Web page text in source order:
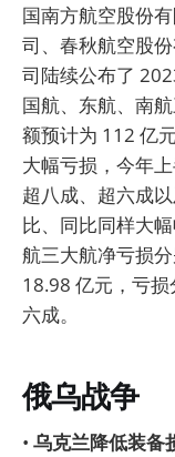
国南方航空股份
司、春秋航空股
司陆续公布了
国航、东航、南
额预计为 112 亿
大幅亏损，今年
超八成、超六成
比、同比同样大
航三大航净亏损
18.98 亿元，亏
六成。
俄乌战争
• 乌克兰降低装备